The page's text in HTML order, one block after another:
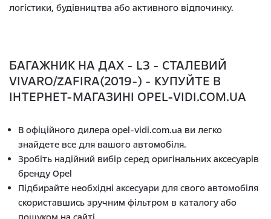
логістики, будівництва або активного відпочинку.
БАГАЖНИК НА ДАХ - L3 - СТАЛЕВИЙ
VIVARO/ZAFIRA(2019-) - КУПУЙТЕ В
ІНТЕРНЕТ-МАГАЗИНІ OPEL-VIDI.COM.UA
В офіційного дилера opel-vidi.com.ua ви легко
знайдете все для вашого автомобіля.
Зробіть надійний вибір серед оригінальних аксесуарів
бренду Opel
Підбирайте необхідні аксесуари для свого автомобіля
скориставшись зручним фільтром в каталогу або